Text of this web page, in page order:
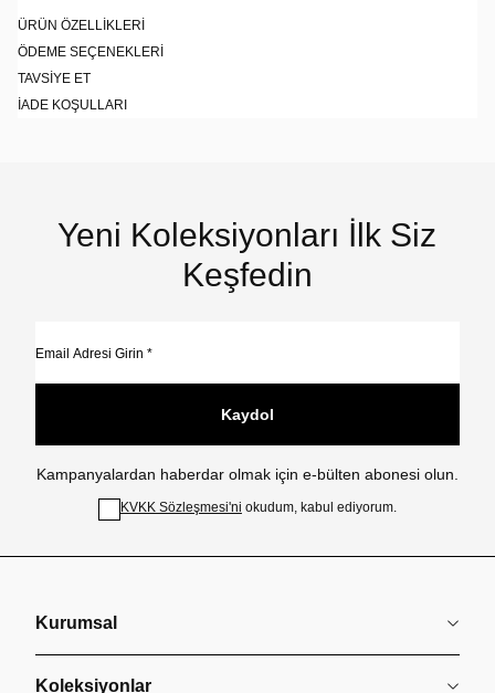
ÜRÜN ÖZELLIKLERI
ÖDEME SEÇENEKLERI
TAVSIYE ET
İADE KOŞULLARI
Yeni Koleksiyonları İlk Siz
Keşfedin
Kaydol
Kampanyalardan haberdar olmak için e-bülten abonesi olun.
KVKK Sözleşmesi'ni okudum, kabul ediyorum.
Kurumsal
Koleksiyonlar